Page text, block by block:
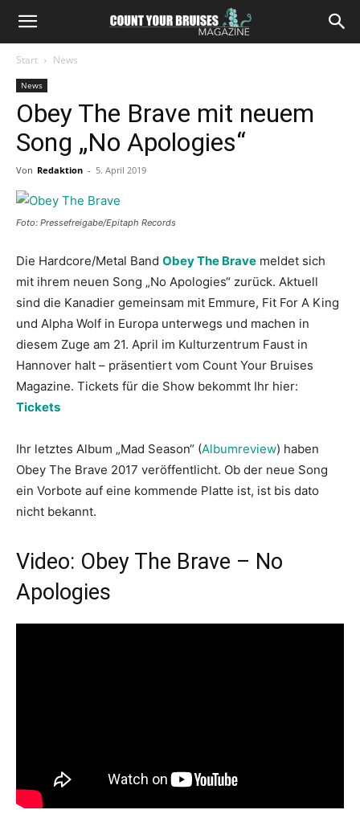
Start News
News
Obey The Brave mit neuem
Song „No Apologies“
Von Redaktion - 5. April 2019
Foto: Pressefreigabe/Epitaph Records
Die Hardcore/Metal Band Obey The Brave meldet sich
mit ihrem neuen Song „No Apologies“ zurück. Aktuell
sind die Kanadier gemeinsam mit Emmure, Fit For A King
und Alpha Wolf in Europa unterwegs und machen in
diesem Zuge am 21. April im Kulturzentrum Faust in
Hannover halt – präsentiert vom Count Your Bruises
Magazine. Tickets für die Show bekommt Ihr hier:
Tickets
Ihr letztes Album „Mad Season“ (Albumreview) haben
Obey The Brave 2017 veröffentlicht. Ob der neue Song
ein Vorbote auf eine kommende Platte ist, ist bis dato
nicht bekannt.
Video: Obey The Brave – No
Apologies